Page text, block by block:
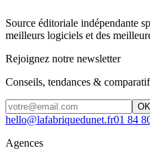
Source éditoriale indépendante
meilleurs logiciels et des
Rejoignez notre newsletter
Conseils, tendances &
OK
hello@lafabriquedunet.fr01 84
Agences